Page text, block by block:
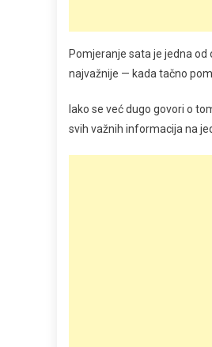
Pomjeranje sata je jedna
najvažnije — kada tačno
Iako se već dugo govori o
svih važnih informacija na